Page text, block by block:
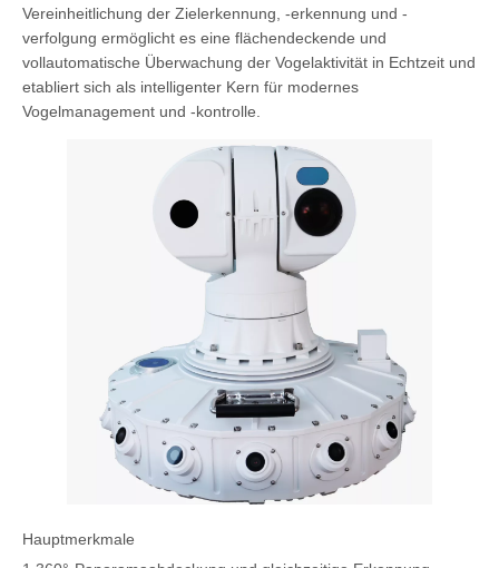
Vereinheitlichung der Zielerkennung, -erkennung und -
verfolgung ermöglicht es eine flächendeckende und
vollautomatische Überwachung der Vogelaktivität in Echtzeit und
etabliert sich als intelligenter Kern für modernes
Vogelmanagement und -kontrolle.
Hauptmerkmale